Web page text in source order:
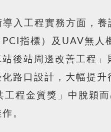
入工程實務方面，
PCI指標）及UAV無人
後站周邊改善工程
化路口設計，大幅提
工程金質獎」中脫穎
。